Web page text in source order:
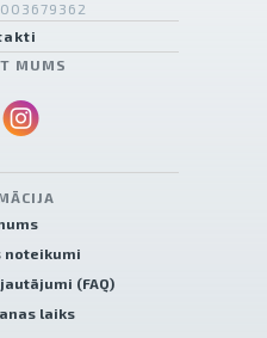
MUMS
noteikumi
(FAQ)
laiks